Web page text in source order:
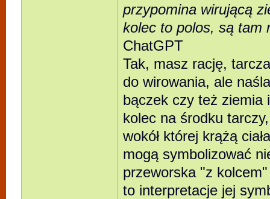
przypomina wirującą
kolec to polos, są tam
ChatGPT
Tak, masz rację,
do wirowania, ale
bączek czy też ziemia
kolec na środku
wokół której krążą
mogą symbolizować
przeworska "z
to interpretacje jej